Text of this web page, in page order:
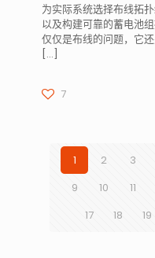
为实际系统选择布线拓
以及构建可靠的蓄电池
仅仅是布线的问题，它
[…]
7
1 2 3
9
10 11
17
18 19